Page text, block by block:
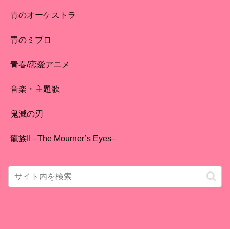
青のオーケストラ
青のミブロ
青春/恋愛アニメ
音楽・主題歌
鬼滅の刃
龍族II –The Mourner’s Eyes–